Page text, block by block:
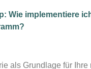
Wie implementiere
als Grundlage für Ihre